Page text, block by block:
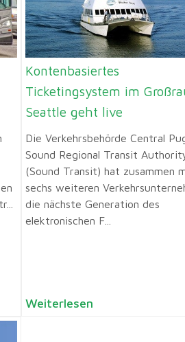
Kontenbasiertes
Ticketingsystem im
Seattle geht live
Die Verkehrsbehörde Central
Sound Regional Transit
(Sound Transit) hat zusammen
sechs weiteren
die nächste Generation des
elektronischen F...
Weiterlesen